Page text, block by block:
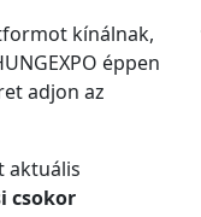
kínálnak,
éppen
adjon az
aktuális
csokor